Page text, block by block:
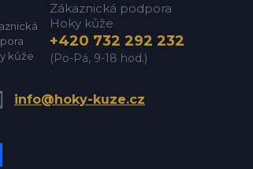
Zákaznická podpora
Hoky kůže
+420 732 292 232
(Po-Pá, 9-18 hod.)
info@hoky-kuze.cz